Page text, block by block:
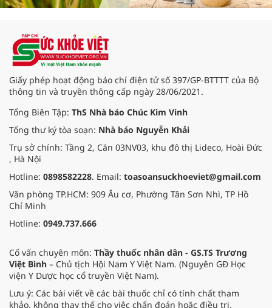
Giấy phép hoạt động báo chí điện tử số 397/GP-BTTTT của Bộ
thông tin và truyền thông cấp ngày 28/06/2021.
Tổng Biên Tập: ThS Nhà báo Chúc Kim Vinh
Tổng thư ký tòa soạn: Nhà báo Nguyễn Khải
Trụ sở chính: Tầng 2, Căn 03NV03, khu đô thị Lideco, Hoài Đức
, Hà Nội
Hotline: 0898582228. Email: toasoansuckhoeviet@gmail.com
Văn phòng TP.HCM: 909 Âu cơ, Phường Tân Sơn Nhì, TP Hồ
Chí Minh
Hotline: 0949.737.666
Cố vấn chuyên môn: Thầy thuốc nhân dân - GS.TS Trương
Việt Bình – Chủ tịch Hội Nam Y Việt Nam. (Nguyên GĐ Học
viện Y Dược học cổ truyền Việt Nam).
Lưu ý: Các bài viết về các bài thuốc chỉ có tính chất tham
khảo, không thay thế cho việc chẩn đoán hoặc điều trị.